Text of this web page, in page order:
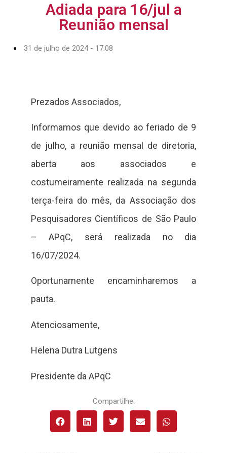
Adiada para 16/jul a
Reunião mensal
31 de julho de 2024 - 17:08
Prezados Associados,
Informamos que devido ao feriado de 9
de julho, a reunião mensal de diretoria,
aberta aos associados e
costumeiramente realizada na segunda
terça-feira do mês, da Associação dos
Pesquisadores Científicos de São Paulo
– APqC, será realizada no dia
16/07/2024.
Oportunamente encaminharemos a
pauta.
Atenciosamente,
Helena Dutra Lutgens
Presidente da APqC
Compartilhe: